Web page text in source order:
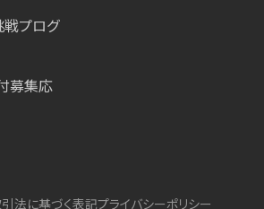
戦プログ
募集応
法に基づく表記プライバシーポリシー